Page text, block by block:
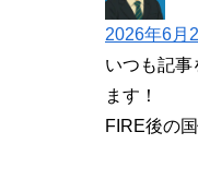
2026年6月
いつも記事
ます！
FIRE後の